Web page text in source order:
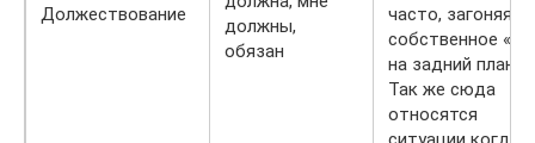
Должествование
должны,
обязан
часто, загоняя
собственное «Я»
на задний план.
Так же сюда
относятся